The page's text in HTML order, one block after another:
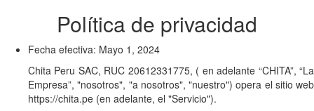
Política de privacidad
Fecha efectiva: Mayo 1, 2024
Chita Peru SAC, RUC 20612331775, ( en adelante “CHITA”, “La
Empresa”, "nosotros", "a nosotros", "nuestro") opera el sitio web
https://chita.pe (en adelante, el "Servicio").